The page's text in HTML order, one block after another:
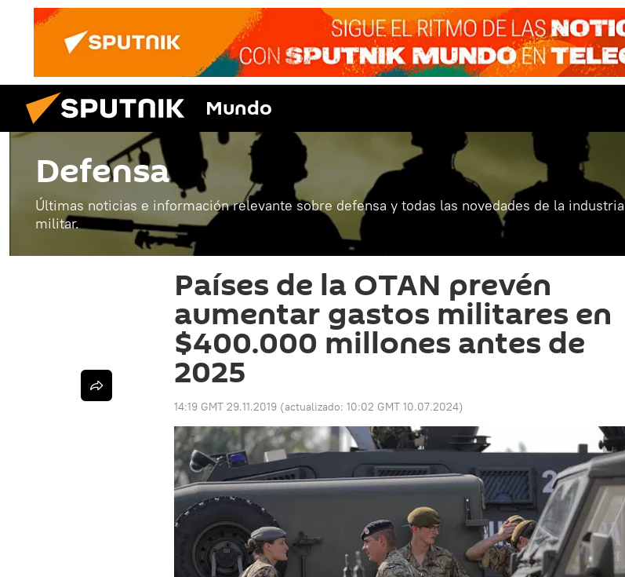
Mundo
Defensa
Últimas noticias e información relevante sobre defensa y todas las novedades de la industria
militar.
Países de la OTAN prevén
aumentar gastos militares en
$400.000 millones antes de
2025
14:19 GMT 29.11.2019 (actualizado: 10:02 GMT 10.07.2024)